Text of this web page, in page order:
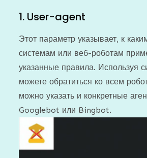
1. User-agent
Этот параметр указывает, к
системам или веб-роботам
указанные правила. Используя
можете обратиться ко всем
можно указать и конкретные
Googlebot или Bingbot.